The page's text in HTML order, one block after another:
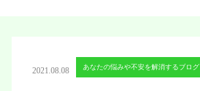
2021.08.08 あなたの悩みや不安を解消するブログ